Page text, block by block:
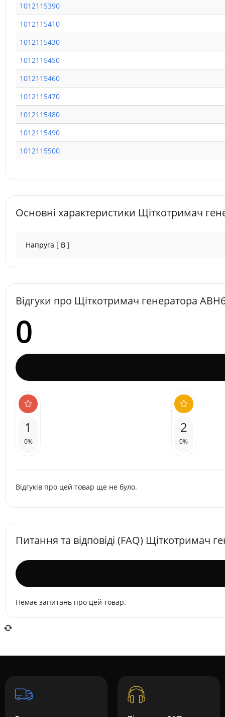
1012115390
1012115410
1012115430
1012115450
1012115460
1012115470
1012115480
1012115490
1012115500
Основні характеристики Щіткотримач
Напруга [ В ]
Відгуки про Щіткотримач генератора
0
1
0%
2
0%
Відгуків про цей товар ще не було.
Питання та відповіді (FAQ) Щіткотримач
Немає запитань про цей товар.